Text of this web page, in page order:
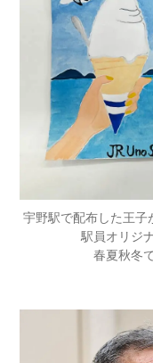
宇野駅で配布した王子
駅員オリジ
春夏秋冬